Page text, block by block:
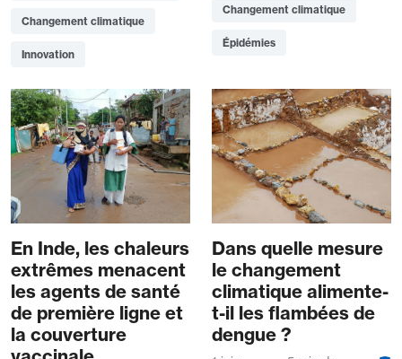
Changement climatique
Innovation
Changement climatique
Épidémies
En Inde, les chaleurs
extrêmes menacent
les agents de santé
de première ligne et
la couverture
Dans quelle mesure
le changement
climatique alimente-
t-il les flambées de
dengue ?